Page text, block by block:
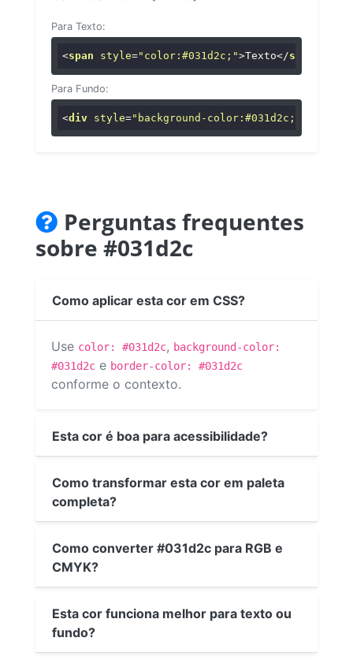
Para Texto:
<span style="color:#031d2c;">Texto</span
Para Fundo:
<div style="background-color:#031d2c;"
Perguntas frequentes
sobre #031d2c
Como aplicar esta cor em CSS?
Use color: #031d2c, background-color:
#031d2c e border-color: #031d2c
conforme o contexto.
Esta cor é boa para acessibilidade?
Como transformar esta cor em paleta
completa?
Como converter #031d2c para RGB e
CMYK?
Esta cor funciona melhor para texto ou
fundo?